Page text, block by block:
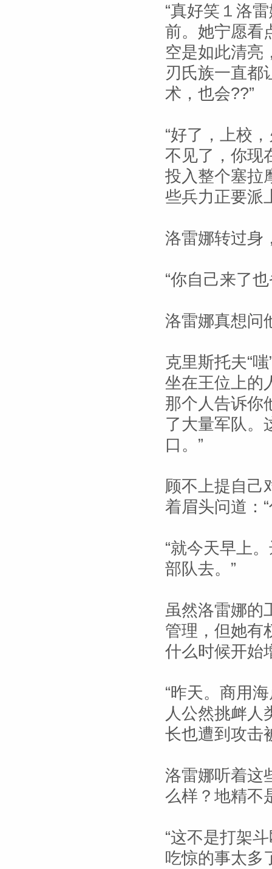
“真好笑１洛
前。她宁愿看
空是如此清亮
刃氏族一直都
术，也会??”
“好了，上校
不见了，你现
投入整个塞拉
些兵力正要派
洛雷娜转过身
“你自己来了
洛雷娜真想问
克里斯托夫“
坐在王位上的
那个人告诉你
了大量军队。
口。”
顾不上提自己
着眉头问道：
“就今天早上
部队去。”
虽然洛雷娜的
管理，但她有
什么时候开始
“昨天。商用
人公然挑衅人
长也遭到攻击
洛雷娜听着这
么样？地精不
“这不是打架
吃惊的事太多